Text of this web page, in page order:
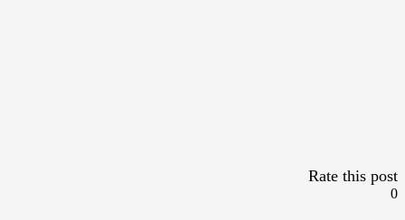
Rate this post
0